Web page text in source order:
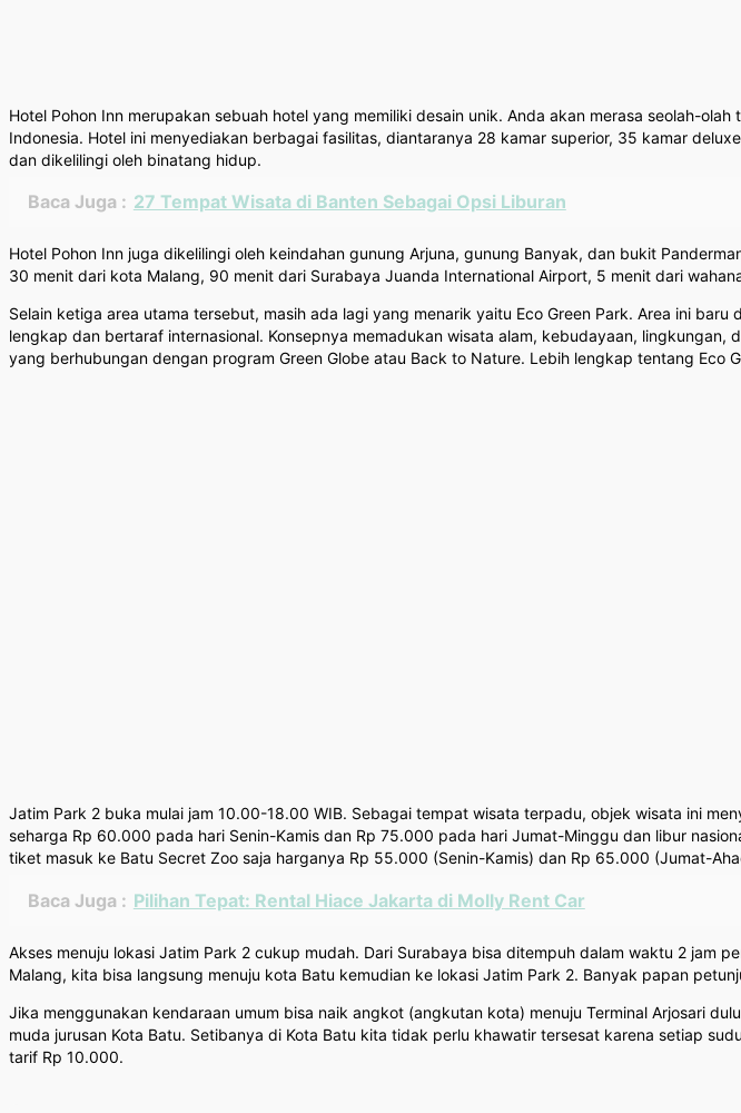
Hotel Pohon Inn merupakan sebuah hotel yang memiliki desain unik. Anda akan merasa seolah-
Indonesia. Hotel ini menyediakan berbagai fasilitas, diantaranya 28 kamar superior, 35 kamar
dan dikelilingi oleh binatang hidup.
Baca Juga : 27 Tempat Wisata di Banten Sebagai Opsi Liburan
Hotel Pohon Inn juga dikelilingi oleh keindahan gunung Arjuna, gunung Banyak, dan bukit
30 menit dari kota Malang, 90 menit dari Surabaya Juanda International Airport, 5 menit dari
Selain ketiga area utama tersebut, masih ada lagi yang menarik yaitu Eco Green Park. Area ini
lengkap dan bertaraf internasional. Konsepnya memadukan wisata alam, kebudayaan,
yang berhubungan dengan program Green Globe atau Back to Nature. Lebih lengkap tentang Eco
Jatim Park 2 buka mulai jam 10.00-18.00 WIB. Sebagai tempat wisata terpadu, objek wisata ini
seharga Rp 60.000 pada hari Senin-Kamis dan Rp 75.000 pada hari Jumat-Minggu dan libur
tiket masuk ke Batu Secret Zoo saja harganya Rp 55.000 (Senin-Kamis) dan Rp 65.000 (Jumat-
Baca Juga : Pilihan Tepat: Rental Hiace Jakarta di Molly Rent Car
Akses menuju lokasi Jatim Park 2 cukup mudah. Dari Surabaya bisa ditempuh dalam waktu 2 jam
Malang, kita bisa langsung menuju kota Batu kemudian ke lokasi Jatim Park 2. Banyak papan
Jika menggunakan kendaraan umum bisa naik angkot (angkutan kota) menuju Terminal Arjosari
muda jurusan Kota Batu. Setibanya di Kota Batu kita tidak perlu khawatir tersesat karena setiap
tarif Rp 10.000.